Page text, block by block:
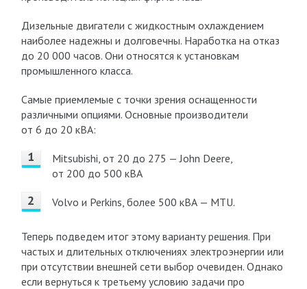
Дизельные двигатели с жидкостным охлаждением
наиболее надежны и долговечны. Наработка на отказ
до 20 000 часов. Они относятся к установкам
промышленного класса.
Самые приемлемые с точки зрения оснащенности
различными опциями. Основные производители
от 6 до 20 кВА:
Mitsubishi, от 20 до 275 — John Deere,
от 200 до 500 кВА
Volvo и Perkins, более 500 кВА — MTU.
Теперь подведем итог этому варианту решения. При
частых и длительных отключениях электроэнергии или
при отсутствии внешней сети выбор очевиден. Однако
если вернуться к третьему условию задачи про